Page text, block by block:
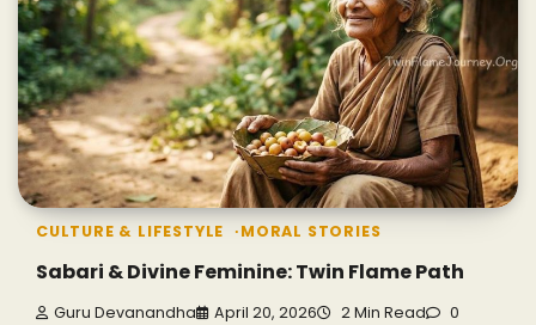
CULTURE & LIFESTYLE MORAL STORIES
Sabari & Divine Feminine: Twin Flame Path
Guru Devanandha April 20, 2026 2 Min Read 0